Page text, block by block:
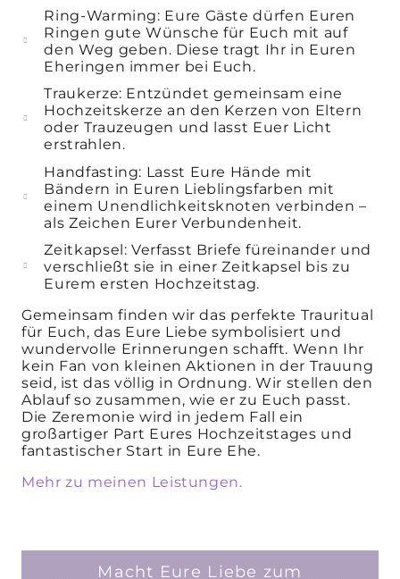
Ring-Warming: Eure Gäste dürfen Euren
Ringen gute Wünsche für Euch mit auf
den Weg geben. Diese tragt Ihr in Euren
Eheringen immer bei Euch.
Traukerze: Entzündet gemeinsam eine
Hochzeitskerze an den Kerzen von Eltern
oder Trauzeugen und lasst Euer Licht
erstrahlen.
Handfasting: Lasst Eure Hände mit
Bändern in Euren Lieblingsfarben mit
einem Unendlichkeitsknoten verbinden –
als Zeichen Eurer Verbundenheit.
Zeitkapsel: Verfasst Briefe füreinander und
verschließt sie in einer Zeitkapsel bis zu
Eurem ersten Hochzeitstag.
Gemeinsam finden wir das perfekte Trauritual
für Euch, das Eure Liebe symbolisiert und
wundervolle Erinnerungen schafft. Wenn Ihr
kein Fan von kleinen Aktionen in der Trauung
seid, ist das völlig in Ordnung. Wir stellen den
Ablauf so zusammen, wie er zu Euch passt.
Die Zeremonie wird in jedem Fall ein
großartiger Part Eures Hochzeitstages und
fantastischer Start in Eure Ehe.
Mehr zu meinen Leistungen.
Macht Eure Liebe zum